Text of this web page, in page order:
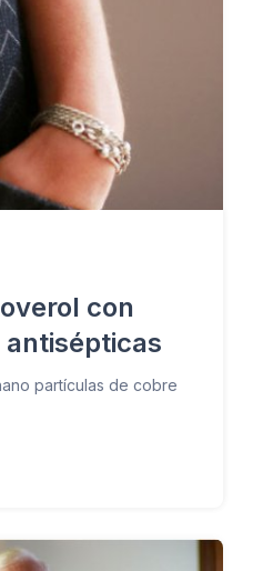
con
antisépticas
partículas de cobre